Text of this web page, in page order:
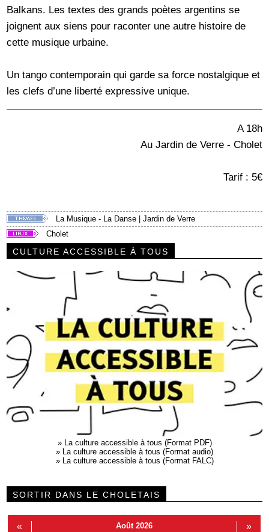
Balkans. Les textes des grands poètes argentins se
joignent aux siens pour raconter une autre histoire de
cette musique urbaine.
Un tango contemporain qui garde sa force nostalgique et
les clefs d’une liberté expressive unique.
A 18h
Au Jardin de Verre - Cholet
Tarif : 5€
La Musique - La Danse |Jardin de Verre
Cholet
CULTURE ACCESSIBLE À TOUS
»
La culture accessible à tous (Format PDF)
»
La culture accessible à tous (Format audio)
»
La culture accessible à tous (Format FALC)
SORTIR DANS LE CHOLETAIS
« Août 2026 »